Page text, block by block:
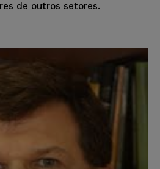
de outros setores.